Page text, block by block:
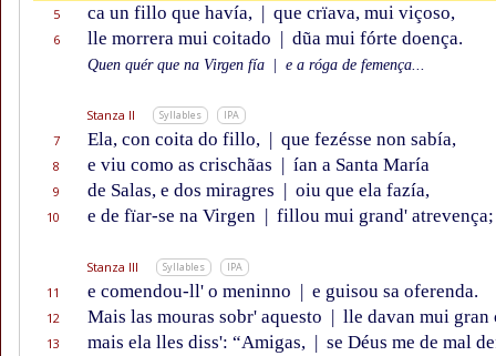
5 ca un fillo que havía, | que crïava, mui viçoso,
6 lle morrera mui coitado | dũa mui fórte doença.
Quen quér que na Virgen fía e a róga de femença...
Stanza II Syllables IPA
7 Ela, con coita do fillo, | que fezésse non sabía,
8 e viu como as crischãas | ían a Santa María
9 de Salas, e dos miragres | oiu que ela fazía,
10 e de fïar-se na Virgen | fillou mui grand' atrevença;
Stanza III Syllables IPA
11 e comendou-ll' o meninno | e guisou sa oferenda.
12 Mais las mouras sobr' aquesto | lle davan mui gran
13 mais ela lles diss': “Amigas, | se Déus me de mal